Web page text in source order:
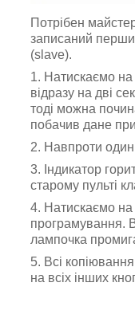
Потрібен
записаний
(slave).
1. Натискаємо на
відразу на дві
тоді можна
побачив дане
2. Навпроти
3. Індикатор
старому пульті
4. Натискаємо на
програмування.
лампочка
5. Всі
на всіх інших